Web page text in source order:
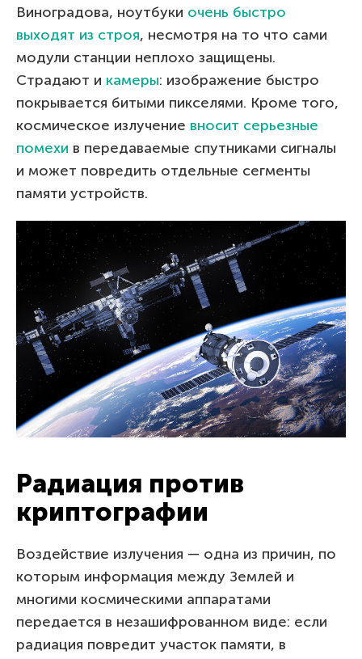
Виноградова, ноутбуки очень быстро
выходят из строя, несмотря на то что сами
модули станции неплохо защищены.
Страдают и камеры: изображение быстро
покрывается битыми пикселями. Кроме того,
космическое излучение вносит серьезные
помехи в передаваемые спутниками сигналы
и может повредить отдельные сегменты
памяти устройств.
Радиация против
криптографии
Воздействие излучения — одна из причин, по
которым информация между Землей и
многими космическими аппаратами
передается в незашифрованном виде: если
радиация повредит участок памяти, в